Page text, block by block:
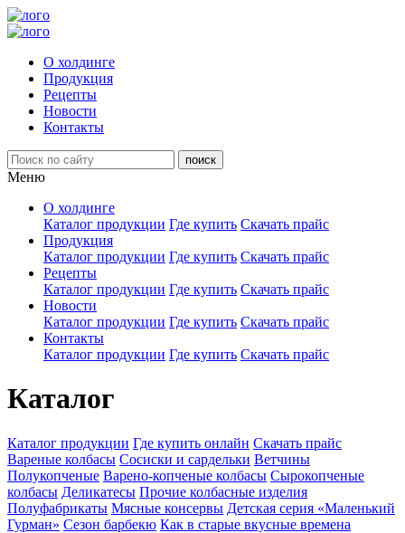
О холдинге
Продукция
Рецепты
Новости
Контакты
Меню
О холдинге
Каталог продукции Где купить Скачать прайс
Продукция
Каталог продукции Где купить Скачать прайс
Рецепты
Каталог продукции Где купить Скачать прайс
Новости
Каталог продукции Где купить Скачать прайс
Контакты
Каталог продукции Где купить Скачать прайс
Каталог
Каталог продукции Где купить онлайн Скачать прайс
Вареные колбасы Сосиски и сардельки Ветчины
Полукопченые Варено-копченые колбасы Сырокопченые
колбасы Деликатесы Прочие колбасные изделия
Полуфабрикаты Мясные консервы Детская серия «Маленький
Гурман» Сезон барбекю Как в старые вкусные времена